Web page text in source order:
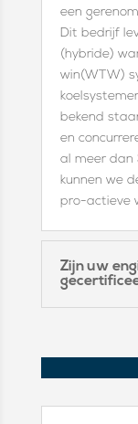
een
Dit bedrijf
(hybride)
win(WTW)
bekend
en
al meer dan
kunnen we
pro-actieve
Zijn uw